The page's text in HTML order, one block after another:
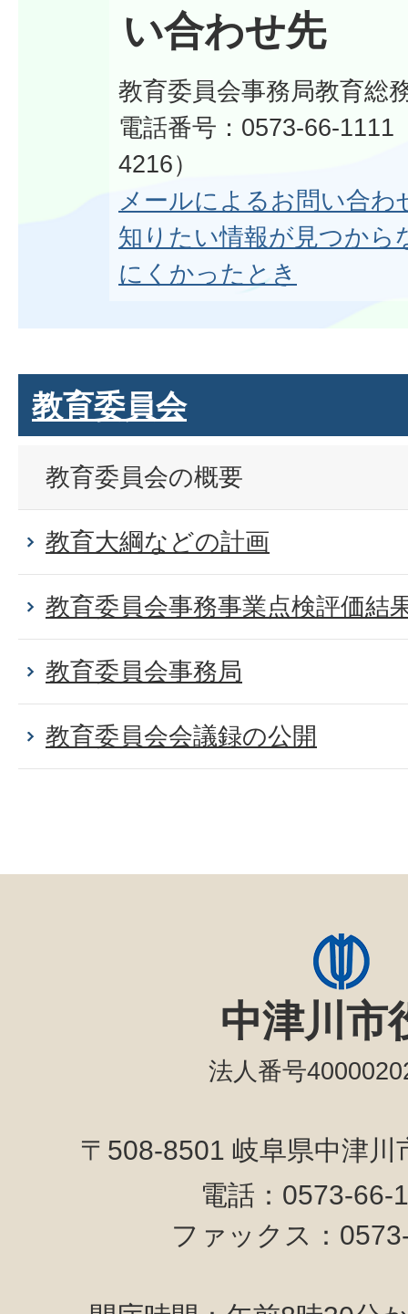
い合わせ先
教育委員会事務局教育総
電話番号：0573-66-1111
4216）
メールによるお問い合わ
知りたい情報が見つから
にくかったとき
教育委員会
教育委員会の概要
教育大綱などの計画
教育委員会事務事業点検評価結
教育委員会事務局
教育委員会会議録の公開
中津川市
法人番号
〒508-8501 岐阜県中津
電話：0573-
ファックス：